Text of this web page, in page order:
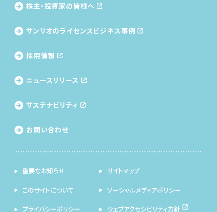
株主・投資家の皆様へ
サンリオのライセンス ビジネス事例
採用情報
ニュースリリース
サステナビリティ
お問い合わせ
重要なお知らせ サイトマップ
このサイトについて ソーシャルメディアポリシー
プライバシーポリシー ウェブアクセシビリティ方針